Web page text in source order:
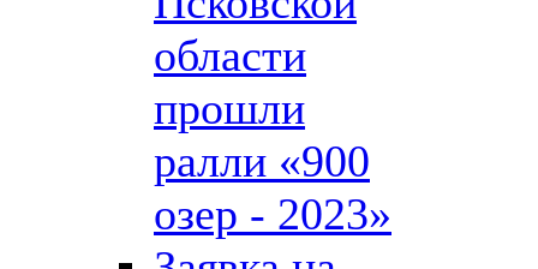
области
прошли
ралли «900
озер - 2023»